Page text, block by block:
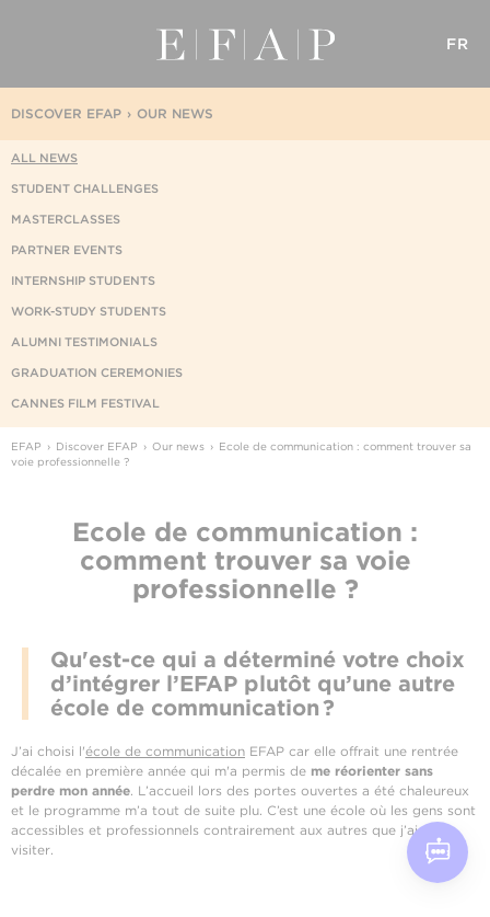
FR
OUR NEWS
DISCOVER EFAP
ALL NEWS
STUDENT CHALLENGES
MASTERCLASSES
PARTNER EVENTS
INTERNSHIP STUDENTS
WORK-STUDY STUDENTS
ALUMNI TESTIMONIALS
GRADUATION CEREMONIES
CANNES FILM FESTIVAL
EFAP Discover EFAP Our news
Ecole de communication : comment trouver sa
voie professionnelle ?
Ecole de communication :
comment trouver sa voie
professionnelle ?
Qu'est-ce qui a déterminé votre choix
d’intégrer l’EFAP plutôt qu’une autre
école de communication ?
J’ai choisi l'école de communication EFAP car elle offrait une rentrée
décalée en première année qui m'a permis de me réorienter sans
perdre mon année. L’accueil lors des portes ouvertes a été chaleureux
et le programme m’a tout de suite plu. C’est une école où les gens sont
accessibles et professionnels contrairement aux autres que j’ai pu
visiter.